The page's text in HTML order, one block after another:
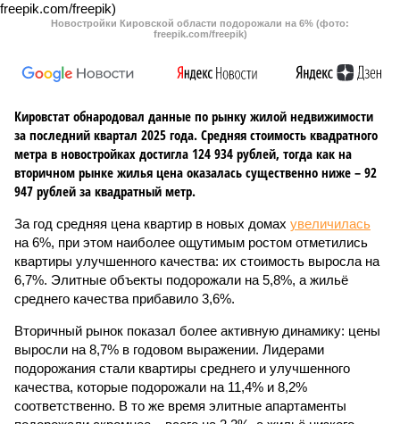
Новостройки Кировской области подорожали на 6% (фото:
freepik.com/freepik)
Кировстат обнародовал данные по рынку жилой недвижимости
за последний квартал 2025 года. Средняя стоимость квадратного
метра в новостройках достигла 124 934 рублей, тогда как на
вторичном рынке жилья цена оказалась существенно ниже – 92
947 рублей за квадратный метр.
За год средняя цена квартир в новых домах увеличилась
на 6%, при этом наиболее ощутимым ростом отметились
квартиры улучшенного качества: их стоимость выросла на
6,7%. Элитные объекты подорожали на 5,8%, а жильё
среднего качества прибавило 3,6%.
Вторичный рынок показал более активную динамику: цены
выросли на 8,7% в годовом выражении. Лидерами
подорожания стали квартиры среднего и улучшенного
качества, которые подорожали на 11,4% и 8,2%
соответственно. В то же время элитные апартаменты